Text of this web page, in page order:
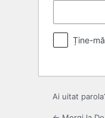
Ține-
Ai uitat